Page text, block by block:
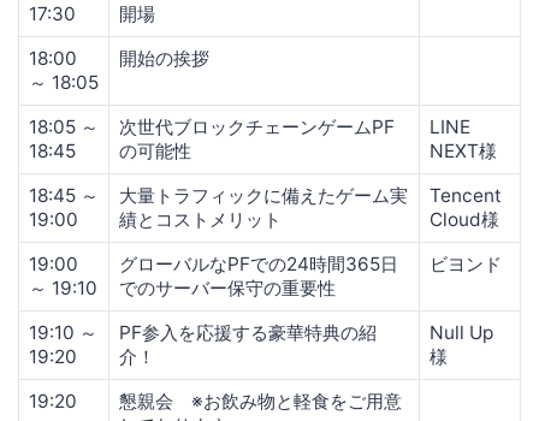
17:30
開場
18:00
～ 18:05
開始の挨拶
18:05 ～
18:45
次世代ブロックチェーンゲームPF
の可能性
LINE
NEXT様
18:45 ～
19:00
大量トラフィックに備えたゲーム実
績とコストメリット
Tencent
Cloud様
19:00
～ 19:10
グローバルなPFでの24時間365日
でのサーバー保守の重要性
ビヨンド
19:10 ～
19:20
PF参入を応援する豪華特典の紹
介！
Null Up
様
19:20
懇親会 ※お飲み物と軽食をご用意